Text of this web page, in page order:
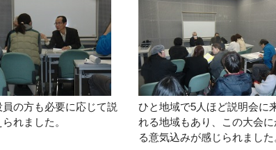
の方も必要に応じて説
れました。
ひと地域で5人ほど説明会に
れる地域もあり、この大会に
る意気込みが感じられました